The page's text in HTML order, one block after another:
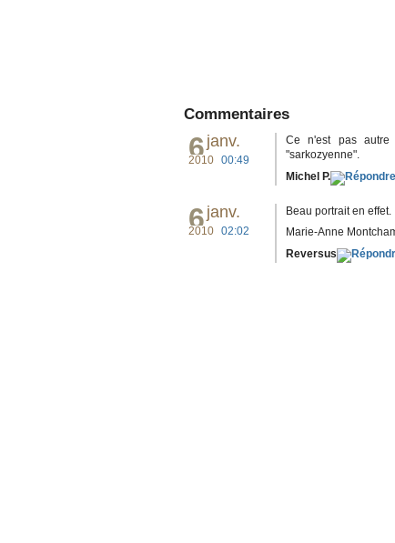
Commentaires
6janv.
2010 00:49
Ce n'est pas autre
"sarkozyenne".
Michel P.
6janv.
2010 02:02
Beau portrait en effet.
Marie-Anne
Reversus